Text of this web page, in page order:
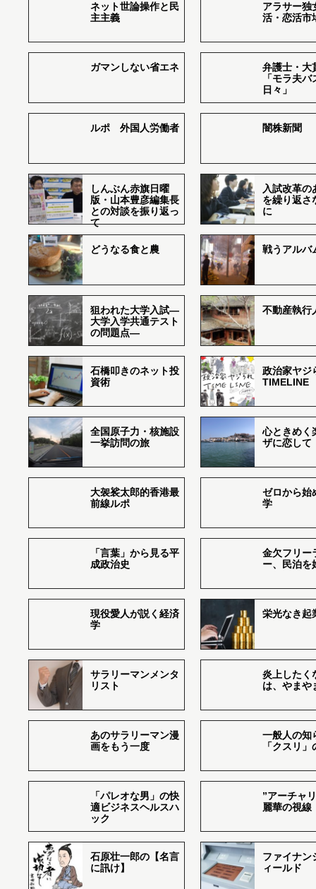
ネット世論操作と民
主主義
アラサー独
活・恋活市
ガマンしない省エネ
弁護士・大
「モラ夫
日々」
ルポ 外国人労働者 闇株新聞
しんぶん赤旗日曜
版・山本豊彦編集長
との対談を振り返っ
て
入試改革の
を繰り返さ
に
どうなる食と農 戦うアルバ
狙われた大学入試―
大学入学共通テスト
の問題点―
不動産執行
石橋叩きのネット投
資術
政治家ヤジ
TIMELINE
全国原子力・核施設
一挙訪問の旅
心ときめく
ザに恋して
大袈裟太郎的香港最
前線ルポ
ゼロから始
学
「言葉」から見る平
成政治史
金欠フリー
ー、民泊を
現役愛人が説く経済
学
栄光なき起
サラリーマンメンタ
リスト
炎上したく
は、やまや
あのサラリーマン漫
画をもう一度
一般人の知
「クスリ
「パレオな男」の快
適ビジネスヘルスハ
ック
”アーチャ
麗華の視線
石原壮一郎の【名言
に訊け】
ファイナン
ィールド